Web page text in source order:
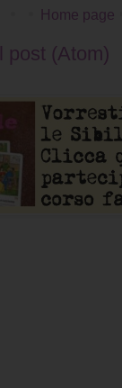
Home page
post (Atom)